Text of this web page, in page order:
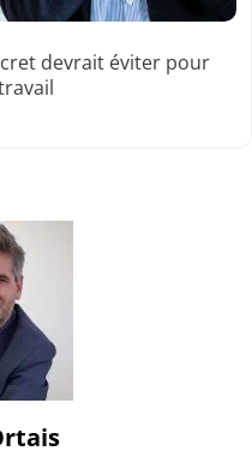
devrait éviter pour